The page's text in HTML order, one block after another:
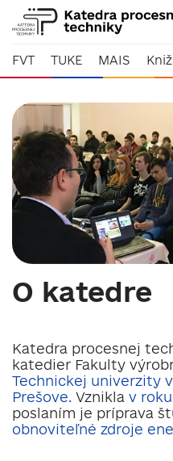
FVT TUKE MAIS
O katedre
Katedra procesnej
katedier Fakulty
Technickej univerzity
Prešove. Vznikla v roku
poslaním je príprava
obnoviteľné zdroje